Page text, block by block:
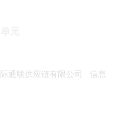
通联供应链有限公司 信息